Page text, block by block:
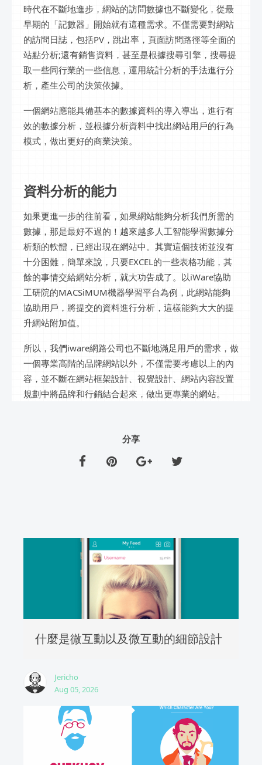
時代在不斷地進步，網站的訪問數據也不斷變化，從最
早期的「記數器」開始就有這種需求。不僅需要對網站
的訪問日誌，包括PV，跳出率，頁面訪問路徑等全面的
站點分析;還有銷售資料，甚至是根據搜尋引擎，搜尋提
取一些同行業的一些信息，運用統計分析的手法進行分
析，產生公司的決策依據。
一個網站應能具備基本的數據資料的導入導出，進行有
效的數據分析，並根據分析資料中找出網站用戶的行為
模式，做出更好的商業決策。
資料分析的能力
如果更進一步的往前看，如果網站能夠分析我們所需的
數據，那是最好不過的！越來越多人工智能學習數據分
析類的軟體，已經出現在網站中。其實這個技術並沒有
十分困難，簡單來說，只要EXCEL的一些表格功能，其
餘的事情交給網站分析，就大功告成了。以iWare協助
工研院的MACSiMUM機器學習平台為例，此網站能夠
協助用戶，將提交的資料進行分析，這樣能夠大大的提
升網站附加值。
所以，我們iware網路公司也不斷地滿足用戶的需求，做
一個專業高階的品牌網站以外，不僅需要考慮以上的內
容，並不斷在網站框架設計、視覺設計、網站內容設置
規劃中將品牌和行銷結合起來，做出更專業的網站。
分享
什麼是微互動以及微互動的細節設計
Jericho
Aug 05, 2026